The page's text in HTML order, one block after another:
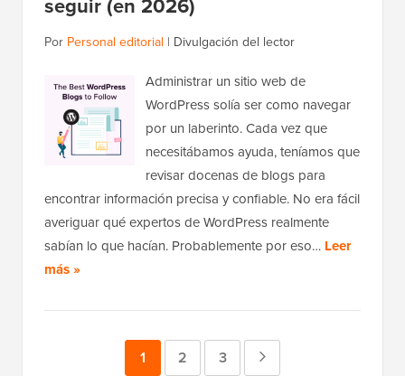
Por Personal editorial | Divulgación del lector
Administrar un sitio web de
WordPress solía ser como navegar
por un laberinto. Cada vez que
necesitábamos ayuda, teníamos que
revisar docenas de blogs para
encontrar información precisa y confiable. No era fácil
averiguar qué expertos de WordPress realmente
sabían lo que hacían. Probablemente por eso… Leer
más »
Página
1 Página
2 Página
3